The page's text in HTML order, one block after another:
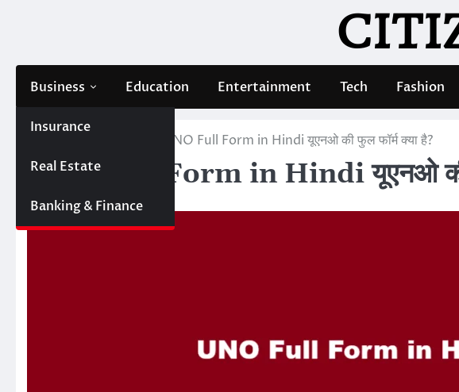
Business
Insurance
Real Estate
Banking & Finance
Education Entertainment Tech Fashion
UNO Full Form in Hindi यूएनओ की फुल फॉर्म क्या है?
UNO Full Form in Hindi यूएनओ की
Editor